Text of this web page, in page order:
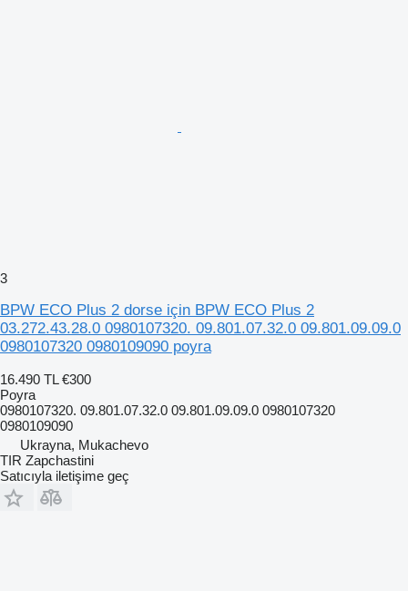
3
BPW ECO Plus 2 dorse için BPW ECO Plus 2
03.272.43.28.0 0980107320. 09.801.07.32.0 09.801.09.09.0
0980107320 0980109090 poyra
16.490 TL €300
Poyra
0980107320. 09.801.07.32.0 09.801.09.09.0 0980107320
0980109090
Ukrayna, Mukachevo
TIR Zapchastini
Satıcıyla iletişime geç